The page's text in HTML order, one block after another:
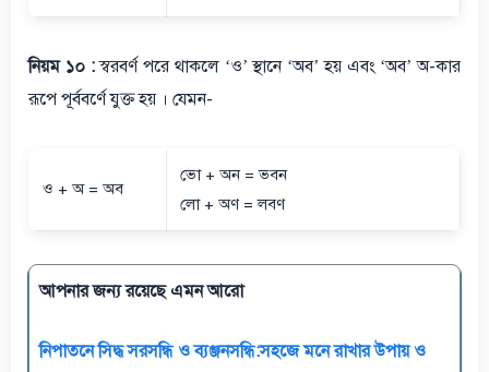
নিয়ম ১০ :স্বরবর্ণ পরে থাকলে ‘ও’ স্থানে ‘অব’ হয় এবং ‘অব’ অ-কার
রূপে পূর্ববর্ণে যুক্ত হয় । যেমন-
ও + অ = অব
ভো + অন = ভবন
লো + অণ = লবণ
আপনার জন্য রয়েছে এমন আরো
নিপাতনে সিদ্ধ সরসন্ধি ও ব্যঞ্জনসন্ধি:সহজে মনে রাখার উপায় ও